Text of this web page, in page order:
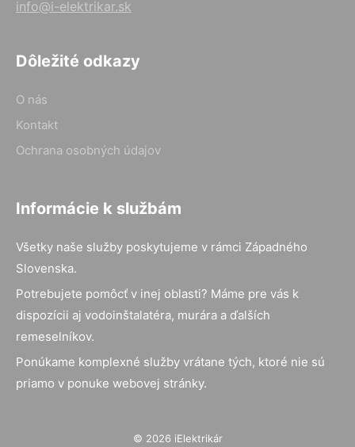
info@i-elektrikar.sk
Dôležité odkazy
O nás
Kontakt
Ochrana osobných údajov
Informácie k službám
Všetky naše služby poskytujeme v rámci Západného
Slovenska.
Potrebujete pomôcť v inej oblasti? Máme pre vás k
dispozícii aj vodoinštalatéra, murára a ďalších
remeselníkov.
Ponúkame komplexné služby vrátane tých, ktoré nie sú
priamo v ponuke webovej stránky.
© 2026 iElektrikár